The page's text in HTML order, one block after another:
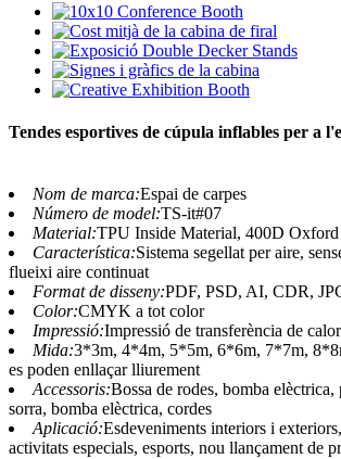
Tendes esportives de cúpula inflables per a
Nom de marca:Espai de carpes
Número de model:TS-it#07
Material:TPU Inside Material, 400D
Característica:Sistema segellat per aire,
flueixi aire continuat
Format de disseny:PDF, PSD, AI, CDR,
Color:CMYK a tot color
Impressió:Impressió de transferència de calor
Mida:3*3m, 4*4m, 5*5m, 6*6m, 7*7m,
es poden enllaçar lliurement
Accessoris:Bossa de rodes, bomba elèctrica,
sorra, bomba elèctrica, cordes
Aplicació:Esdeveniments interiors i
activitats especials, esports, nou llançament de